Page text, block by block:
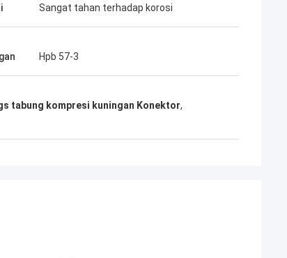
Sangat tahan terhadap korosi
Hpb 57-3
tabung kompresi kuningan Konektor,